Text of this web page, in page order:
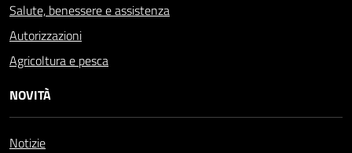
Salute, benessere e assistenza
Autorizzazioni
Agricoltura e pesca
NOVITÀ
Notizie